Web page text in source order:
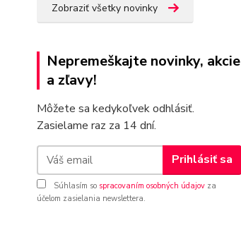
Zobraziť všetky novinky
Nepremeškajte novinky, akcie
a zľavy!
Môžete sa kedykoľvek odhlásiť.
Zasielame raz za 14 dní.
Prihlásiť sa
Súhlasím so spracovaním osobných údajov za
účelom zasielania newslettera.